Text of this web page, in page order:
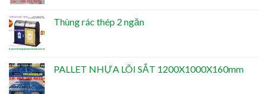
Thùng rác thép 2 ngăn
PALLET NHỰA LÕI SẮT 1200X1000X160mm